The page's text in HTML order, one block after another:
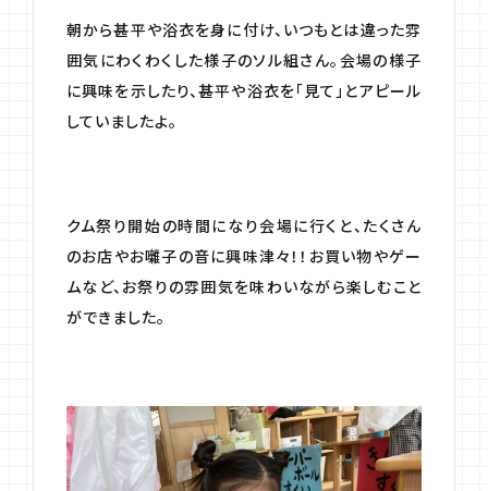
朝から甚平や浴衣を身に付け、いつもとは違った雰
囲気にわくわくした様子のソル組さん。会場の様子
に興味を示したり、甚平や浴衣を「見て」とアピール
していましたよ。
クム祭り開始の時間になり会場に行くと、たくさん
のお店やお囃子の音に興味津々！！お買い物やゲー
ムなど、お祭りの雰囲気を味わいながら楽しむこと
ができました。